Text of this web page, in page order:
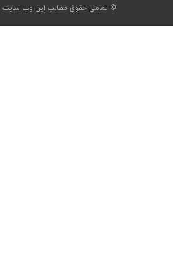
© تمامی حقوق مطالب این وب سایت